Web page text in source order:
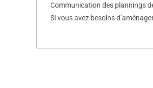
Communication des plannings
Si vous avez besoins